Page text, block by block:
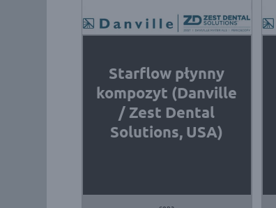
Starflow płynny
kompozyt (Danville
/ Zest Dental
Solutions, USA)